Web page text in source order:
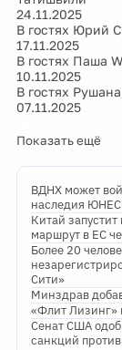
24.11.2025
В гостях Юрий
17.11.2025
В гостях Паша
10.11.2025
В гостях
07.11.2025
Показать ещё
ВДНХ может
наследия
Китай
маршрут в ЕС
Более 20
Сити»
Минздрав
«Флит Лизинг»
Сенат США
санкций